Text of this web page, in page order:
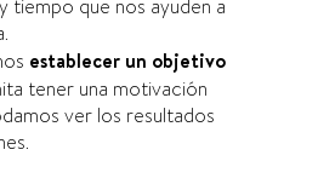
tiempo que nos ayuden a
establecer un objetivo
tener una motivación
ver los resultados